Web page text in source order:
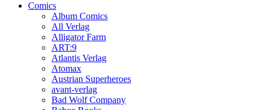
Comics
Album Comics
All Verlag
Alligator Farm
ART:9
Atlantis Verlag
Atomax
Austrian Superheroes
avant-verlag
Bad Wolf Company